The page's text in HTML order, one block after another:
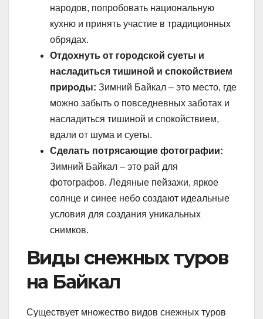
народов, попробовать национальную
кухню и принять участие в традиционных
обрядах.
Отдохнуть от городской суеты и
насладиться тишиной и спокойствием
природы: Зимний Байкал – это место, где
можно забыть о повседневных заботах и
насладиться тишиной и спокойствием,
вдали от шума и суеты.
Сделать потрясающие фотографии:
Зимний Байкал – это рай для
фотографов. Ледяные пейзажи, яркое
солнце и синее небо создают идеальные
условия для создания уникальных
снимков.
Виды снежных туров
на Байкал
Существует множество видов снежных туров